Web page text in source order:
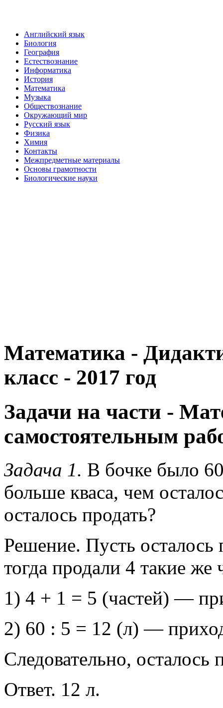
Английский язык
Биология
География
Естествознание
Информатика
История
Математика
Музыка
Обществознание
Окружающий мир
Русский язык
Физика
Химия
Контакты
Межпредметные материалы
Основы грамотности
Биологические науки
Математика -
класс - 2017 год
Задачи на части -
самостоятельным
Задача 1. В бочке было
больше кваса, чем
осталось продать?
Решение. Пусть осталось
тогда продали 4 такие же
1) 4 + 1 = 5 (частей) —
2) 60 : 5 = 12 (л) —
Следовательно, осталось
Ответ. 12 л.